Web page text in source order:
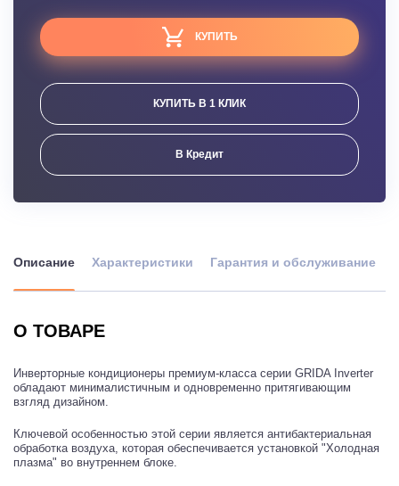
КУПИТЬ
КУПИТЬ В 1 КЛИК
В Кредит
Описание Характеристики Гарантия и обслуживание
О ТОВАРЕ
Инверторные кондиционеры премиум-класса серии GRIDA Inverter
обладают минималистичным и одновременно притягивающим
взгляд дизайном.
Ключевой особенностью этой серии является антибактериальная
обработка воздуха, которая обеспечивается установкой "Холодная
плазма" во внутреннем блоке.